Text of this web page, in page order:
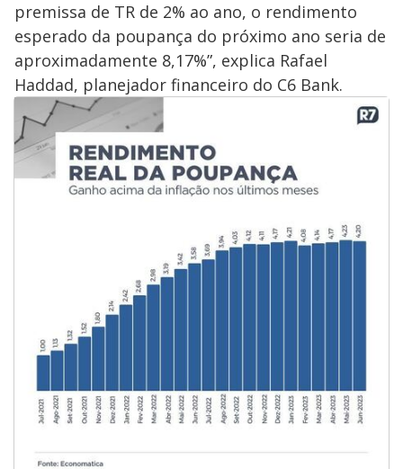
premissa de TR de 2% ao ano, o rendimento
esperado da poupança do próximo ano seria de
aproximadamente 8,17%”, explica Rafael
Haddad, planejador financeiro do C6 Bank.